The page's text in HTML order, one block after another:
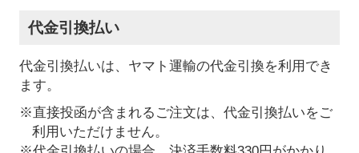
代金引換払い
代金引換払いは、ヤマト運輸の代金引換を利用でき
ます。
※直接投函が含まれるご注文は、代金引換払いをご
利用いただけません。